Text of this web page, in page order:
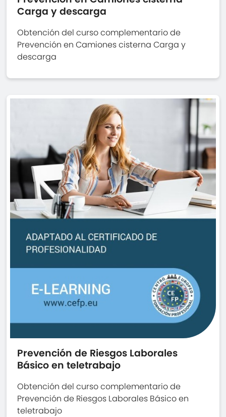
Carga y descarga
Obtención del curso complementario de
Prevención en Camiones cisterna Carga y
descarga
Prevención de Riesgos Laborales
Básico en teletrabajo
Obtención del curso complementario de
Prevención de Riesgos Laborales Básico en
teletrabajo